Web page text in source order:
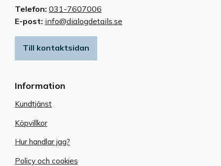
Information
Kundtjänst
Köpvillkor
Hur handlar jag?
Policy och cookies
Telefon: 031-7607006
E-post: info@dialogdetails.se
Till kontaktsidan